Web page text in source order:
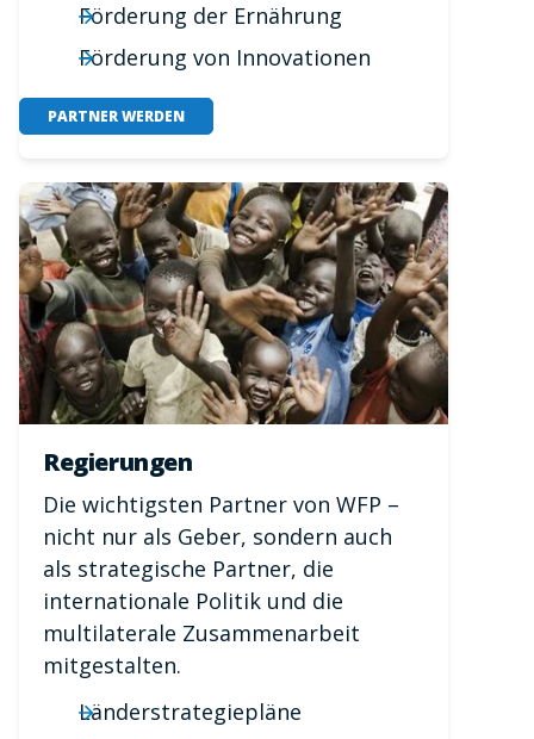
Förderung der Ernährung
Förderung von Innovationen
PARTNER WERDEN
Regierungen
Die wichtigsten Partner von WFP –
nicht nur als Geber, sondern auch
als strategische Partner, die
internationale Politik und die
multilaterale Zusammenarbeit
mitgestalten.
Länderstrategiepläne